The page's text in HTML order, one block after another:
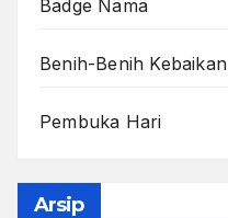
Badge Nama
Benih-Benih Kebaikan
Pembuka Hari
Arsip